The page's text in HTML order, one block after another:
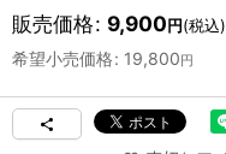
販売価格: 9,900円(税込)
希望小売価格: 19,800 円